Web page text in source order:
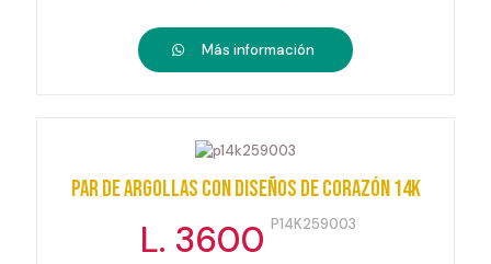
Más información
Par de argollas con diseños de corazón 14k
L. 3600 P14K259003